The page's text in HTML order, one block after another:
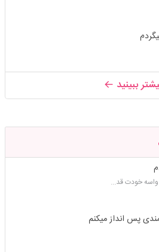
ببینید
خودت قد...
پس انداز میکنم